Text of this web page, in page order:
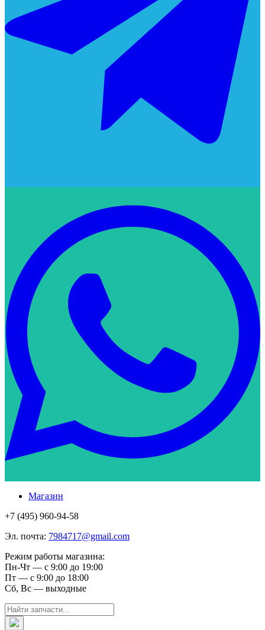
Магазин
+7 (495) 960-94-58
Эл. почта: 7984717@gmail.com
Режим работы магазина:
Пн-Чт — с 9:00 до 19:00
Пт — с 9:00 до 18:00
Сб, Вс — выходные